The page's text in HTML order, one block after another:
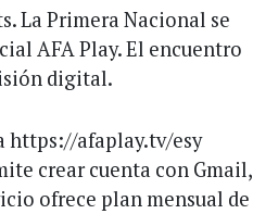
La Primera Nacional se
AFA Play. El encuentro
digital.
https://afaplay.tv/esy
crear cuenta con Gmail,
ofrece plan mensual de